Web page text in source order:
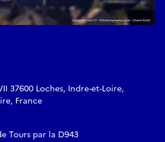
37600 Loches, Indre-et-Loire,
France
Tours par la D943